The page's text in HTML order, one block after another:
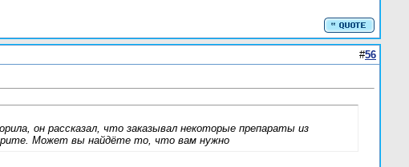
#56
он рассказал, что заказывал некоторые препараты из
Может вы найдёте то, что вам нужно